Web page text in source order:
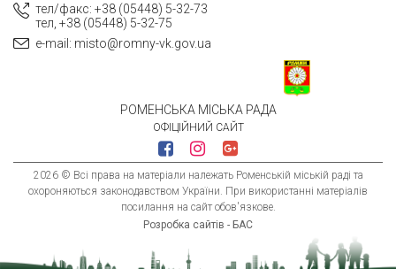
РОМЕНСЬКА МІСЬКА РАДА
ОФІЦІЙНИЙ САЙТ
2026 © Всі права на матеріали належать Роменській міській раді та
охороняються законодавством України. При використанні матеріалів
посилання на сайт обов'язкове.
Розробка сайтів - БАС
тел/факс: +38 (05448) 5-32-73
тел, +38 (05448) 5-32-75
e-mail: misto@romny-vk.gov.ua